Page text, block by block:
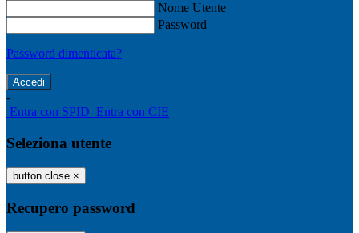
Nome Utente
Password
Password dimenticata?
-
Entra con SPID Entra con CIE
Seleziona utente
button close ×
Recupero password